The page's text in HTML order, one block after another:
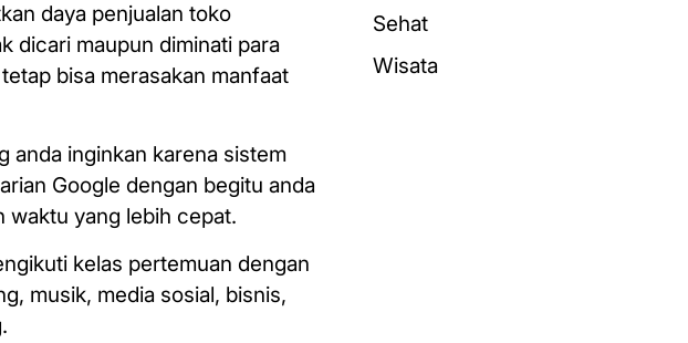
daya penjualan toko
dicari maupun diminati para
bisa merasakan manfaat
anda inginkan karena sistem
Google dengan begitu anda
waktu yang lebih cepat.
kelas pertemuan dengan
musik, media sosial, bisnis,
Sehat
Wisata